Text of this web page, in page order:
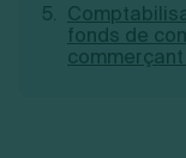
fonds de